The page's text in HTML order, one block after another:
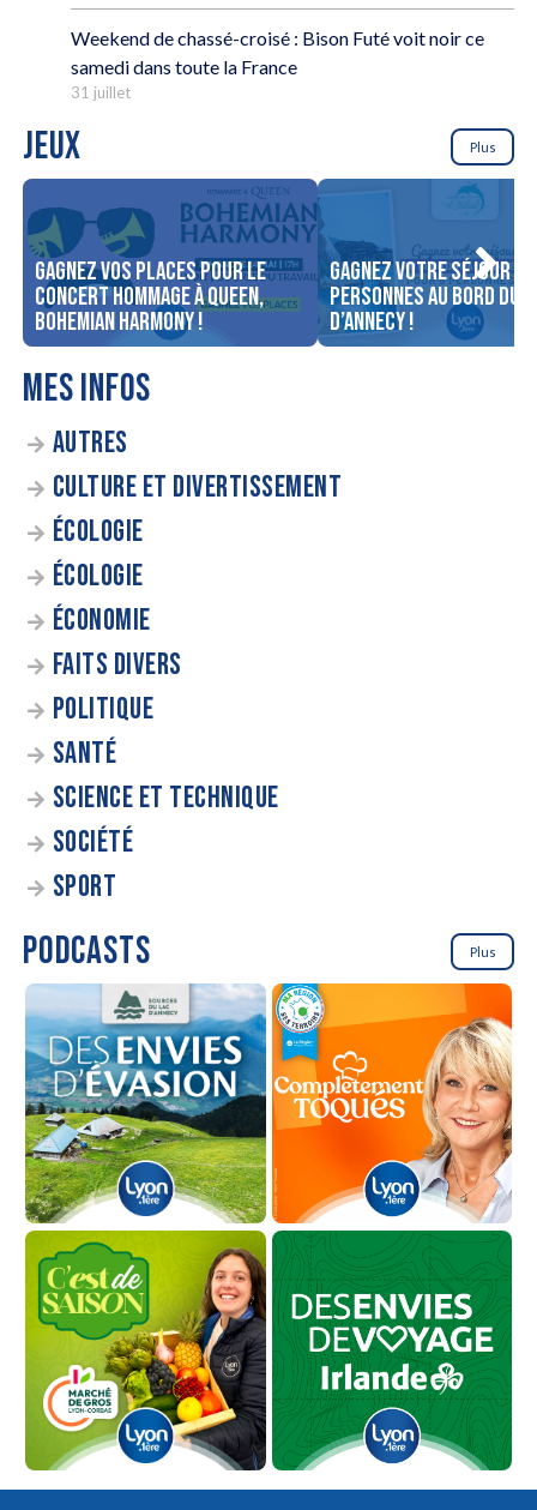
Weekend de chassé-croisé : Bison Futé voit noir ce
samedi dans toute la France
31 juillet
JEUX Plus
Gagnez vos places pour le
concert Hommage à Queen,
Bohemian Harmony !
Gagnez votre séjour
personnes au bord du
d’Annecy !
MES INFOS
AUTRES
CULTURE ET DIVERTISSEMENT
ÉCOLOGIE
ÉCOLOGIE
ÉCONOMIE
FAITS DIVERS
POLITIQUE
SANTÉ
SCIENCE ET TECHNIQUE
SOCIÉTÉ
SPORT
PODCASTS Plus